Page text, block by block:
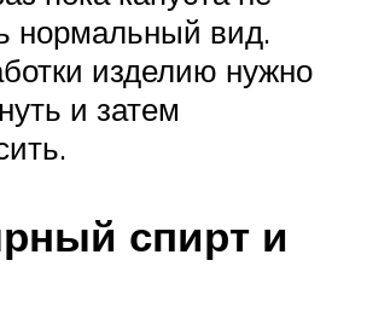
нормальный вид.
изделию нужно
и затем
спирт и